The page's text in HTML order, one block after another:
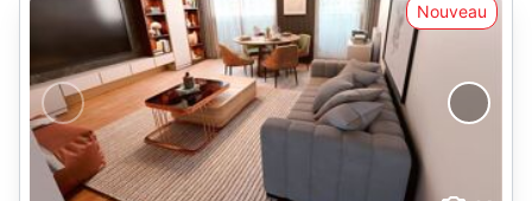
Nouveau